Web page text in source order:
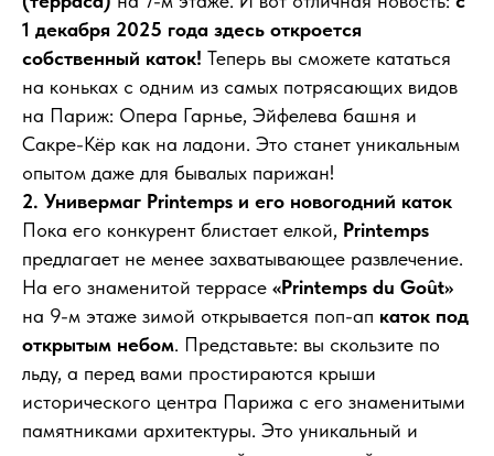
1 декабря 2025 года здесь откроется
собственный каток! Теперь вы сможете кататься
на коньках с одним из самых потрясающих видов
на Париж: Опера Гарнье, Эйфелева башня и
Сакре-Кёр как на ладони. Это станет уникальным
опытом даже для бывалых парижан!
2. Универмаг Printemps и его новогодний каток
Пока его конкурент блистает елкой, Printemps
предлагает не менее захватывающее развлечение.
На его знаменитой террасе «Printemps du Goût»
на 9-м этаже зимой открывается поп-ап каток под
открытым небом. Представьте: вы скользите по
льду, а перед вами простираются крыши
исторического центра Парижа с его знаменитыми
памятниками архитектуры. Это уникальный и